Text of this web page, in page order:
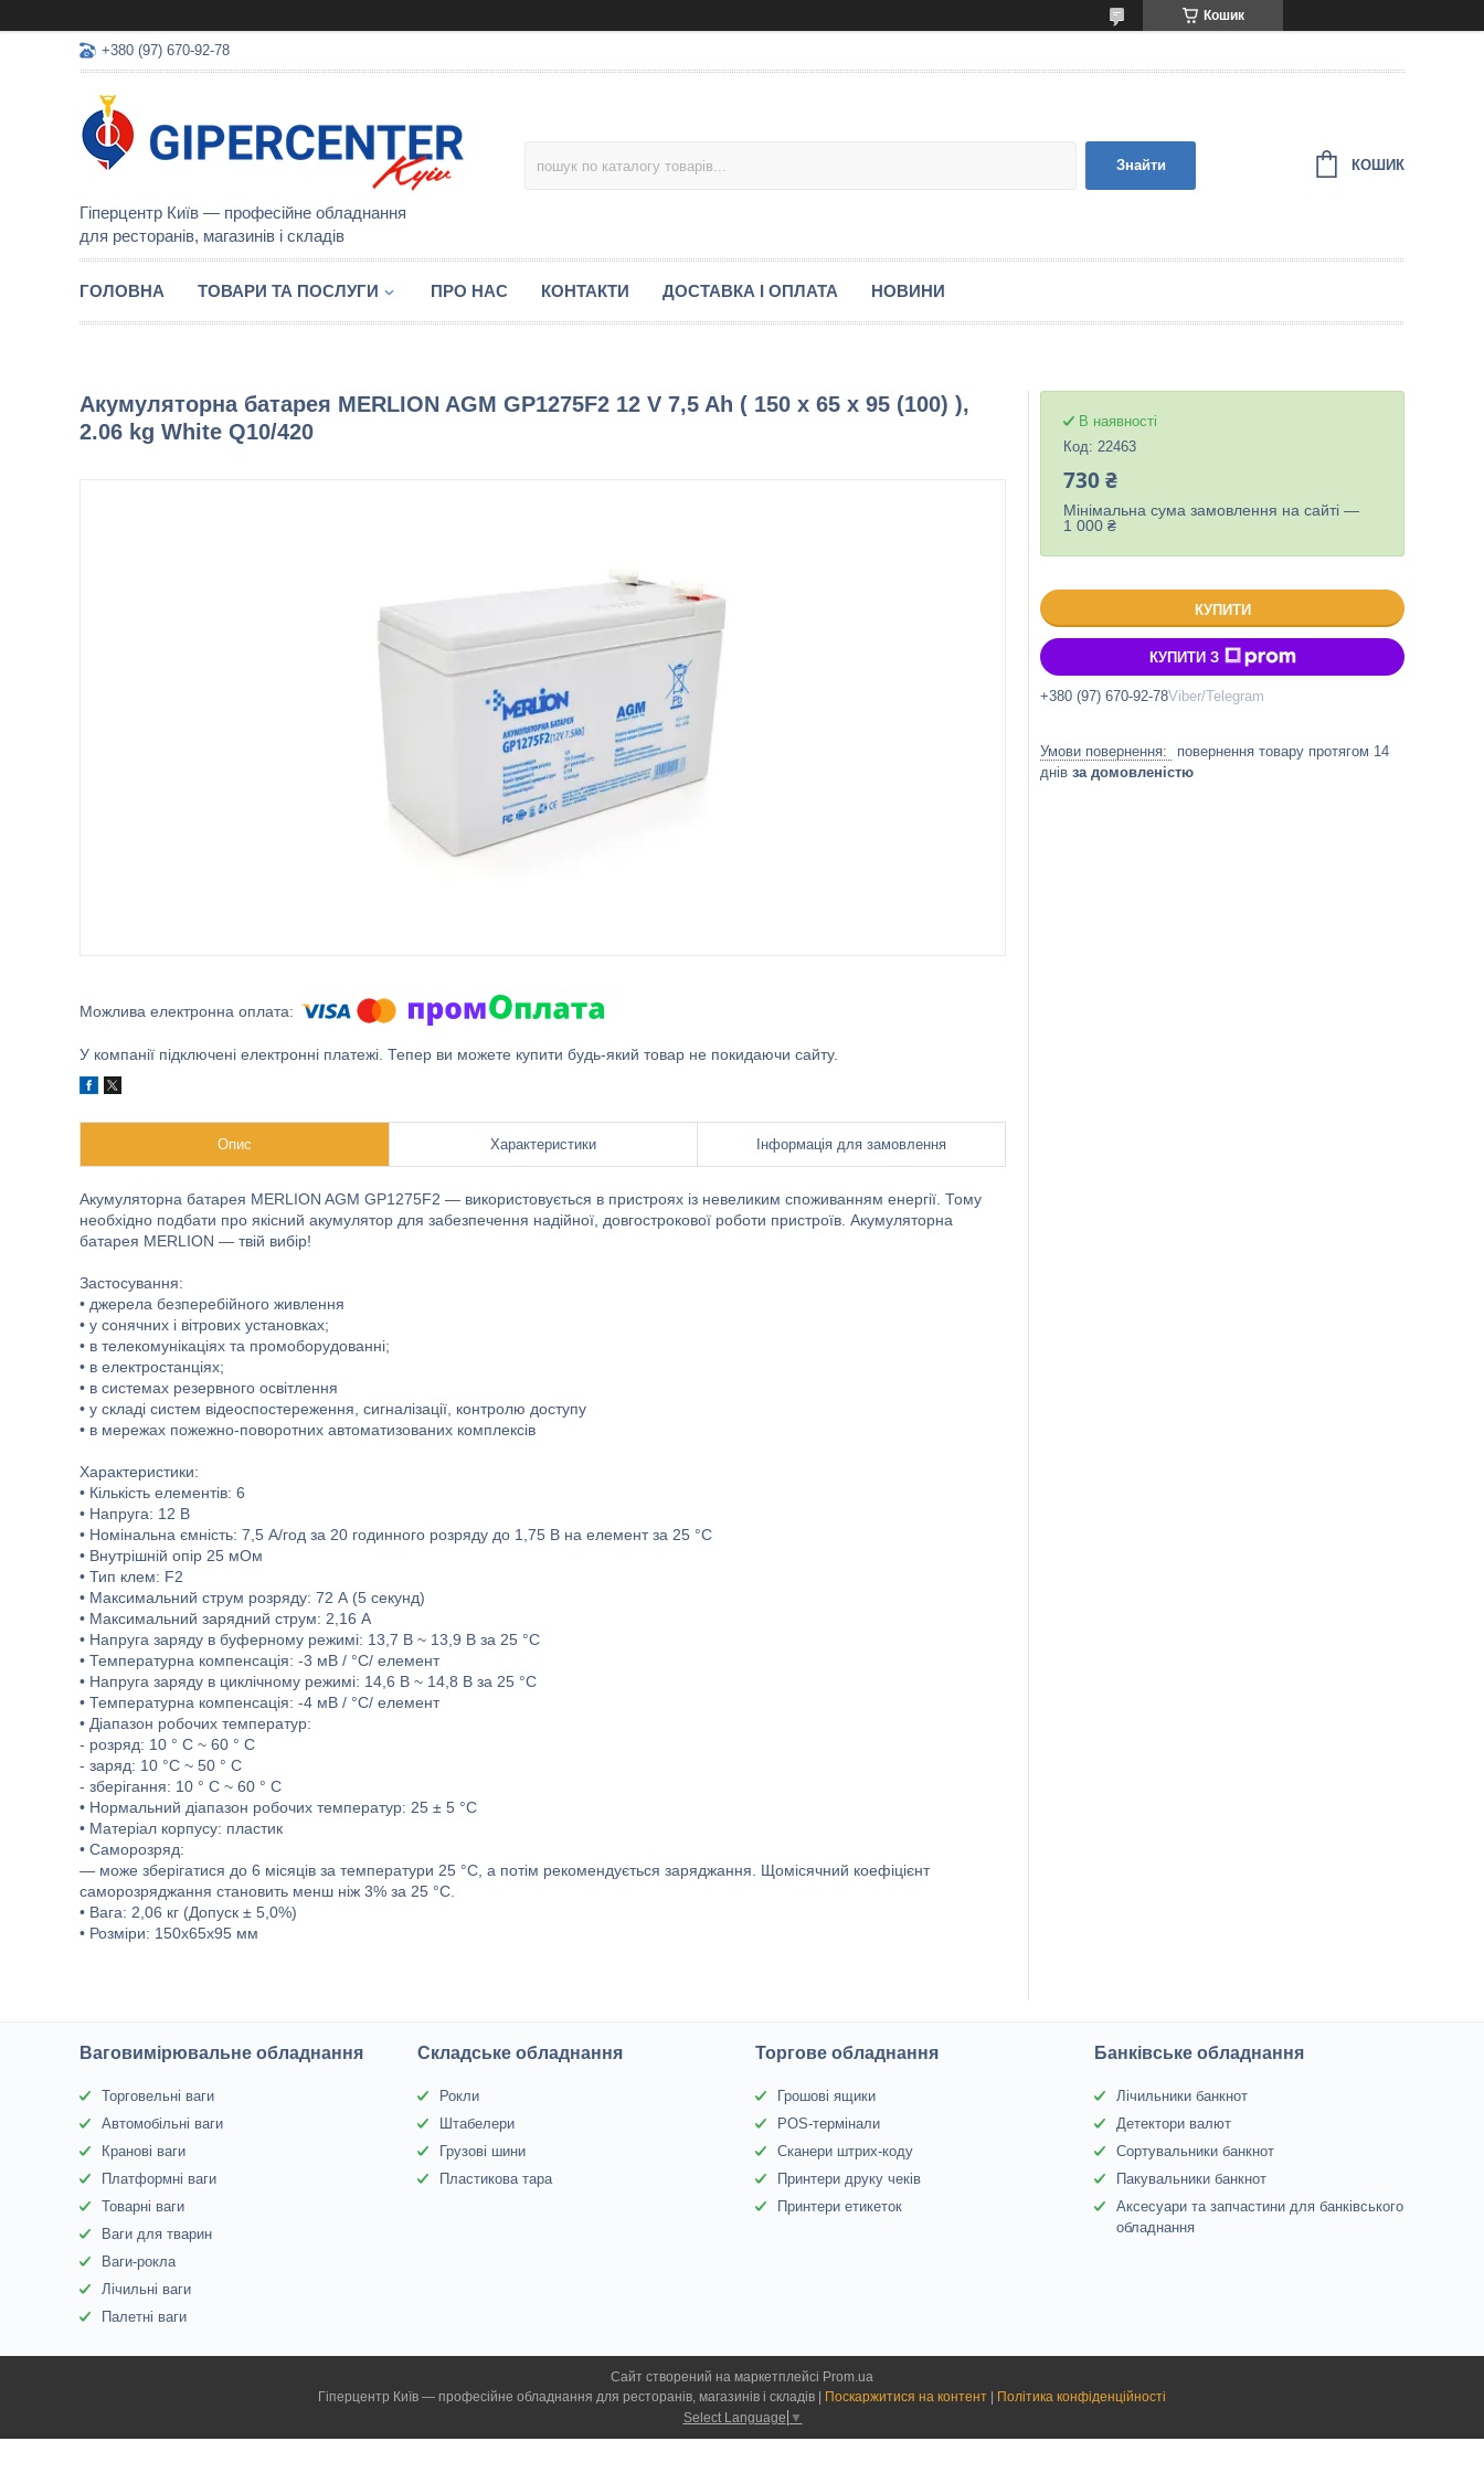
Кошик
+380 (97) 670-92-78
Гіперцентр Київ — професійне обладнання
для ресторанів, магазинів і складів
Знайти КОШИК
ГОЛОВНА ТОВАРИ ТА ПОСЛУГИ ПРО НАС КОНТАКТИ ДОСТАВКА І ОПЛАТА НОВИНИ
Акумуляторна батарея MERLION AGM GP1275F2 12 V 7,5 Ah ( 150 x 65 x 95 (100) ),
2.06 kg White Q10/420
У компанії підключені електронні платежі. Тепер ви можете купити будь-який товар не покидаючи сайту.
Опис Характеристики Інформація для замовлення
Акумуляторна батарея MERLION AGM GP1275F2 — використовується в пристроях із невеликим споживанням енергії. Тому
необхідно подбати про якісний акумулятор для забезпечення надійної, довгострокової роботи пристроїв. Акумуляторна
батарея MERLION — твій вибір!
Застосування:
• джерела безперебійного живлення
• у сонячних і вітрових установках;
• в телекомунікаціях та промоборудованні;
• в електростанціях;
• в системах резервного освітлення
• у складі систем відеоспостереження, сигналізації, контролю доступу
• в мережах пожежно-поворотних автоматизованих комплексів
Характеристики:
• Кількість елементів: 6
• Напруга: 12 В
• Номінальна ємність: 7,5 A/год за 20 годинного розряду до 1,75 В на елемент за 25 °C
• Внутрішній опір 25 мОм
• Тип клем: F2
• Максимальний струм розряду: 72 А (5 секунд)
• Максимальний зарядний струм: 2,16 A
• Напруга заряду в буферному режимі: 13,7 В ~ 13,9 В за 25 °C
• Температурна компенсація: -3 мВ / °C/ елемент
• Напруга заряду в циклічному режимі: 14,6 В ~ 14,8 В за 25 °C
• Температурна компенсація: -4 мВ / °C/ елемент
• Діапазон робочих температур:
- розряд: 10 ° C ~ 60 ° C
- заряд: 10 °C ~ 50 ° C
- зберігання: 10 ° C ~ 60 ° C
• Нормальний діапазон робочих температур: 25 ± 5 °C
• Матеріал корпусу: пластик
• Саморозряд:
— може зберігатися до 6 місяців за температури 25 °C, а потім рекомендується заряджання. Щомісячний коефіцієнт
саморозряджання становить менш ніж 3% за 25 °C.
• Вага: 2,06 кг (Допуск ± 5,0%)
• Розміри: 150x65x95 мм
В наявності
Код: 22463
730 ₴
Мінімальна сума замовлення на сайті —
1 000 ₴
КУПИТИ
КУПИТИ З
+380 (97) 670-92-78Viber/Telegram
повернення товару протягом 14
днів за домовленістю
Ваговимірювальне обладнання
Торговельні ваги
Автомобільні ваги
Кранові ваги
Платформні ваги
Товарні ваги
Ваги для тварин
Ваги-рокла
Лічильні ваги
Палетні ваги
Складське обладнання
Рокли
Штабелери
Грузові шини
Пластикова тара
Торгове обладнання
Грошові ящики
POS-термінали
Сканери штрих-коду
Принтери друку чеків
Принтери етикеток
Банківське обладнання
Лічильники банкнот
Детектори валют
Сортувальники банкнот
Пакувальники банкнот
Аксесуари та запчастини для банківського
обладнання
Сайт створений на маркетплейсі Prom.ua
Поскаржитися на контент
Політика конфіденційності
Select Language ▼